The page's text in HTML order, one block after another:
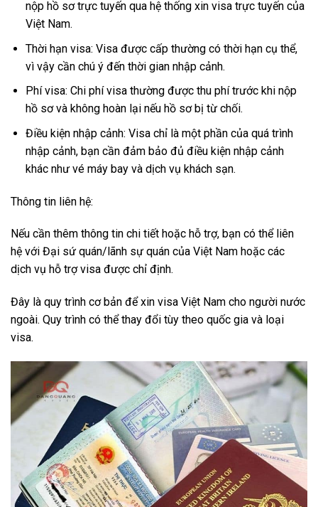
nộp hồ sơ trực tuyến qua hệ thống xin visa trực tuyến của
Việt Nam.
Thời hạn visa: Visa được cấp thường có thời hạn cụ thể,
vì vậy cần chú ý đến thời gian nhập cảnh.
Phí visa: Chi phí visa thường được thu phí trước khi nộp
hồ sơ và không hoàn lại nếu hồ sơ bị từ chối.
Điều kiện nhập cảnh: Visa chỉ là một phần của quá trình
nhập cảnh, bạn cần đảm bảo đủ điều kiện nhập cảnh
khác như vé máy bay và dịch vụ khách sạn.
Thông tin liên hệ:
Nếu cần thêm thông tin chi tiết hoặc hỗ trợ, bạn có thể liên
hệ với Đại sứ quán/lãnh sự quán của Việt Nam hoặc các
dịch vụ hỗ trợ visa được chỉ định.
Đây là quy trình cơ bản để xin visa Việt Nam cho người nước
ngoài. Quy trình có thể thay đổi tùy theo quốc gia và loại
visa.